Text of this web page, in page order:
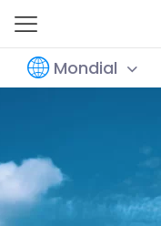
Mondial